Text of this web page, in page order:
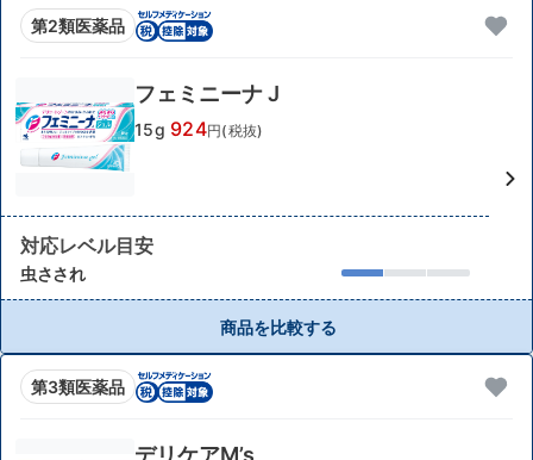
第2類医薬品
フェミニーナ J
15g 924円(税抜)
対応レベル目安
虫さされ
商品を比較する
第3類医薬品